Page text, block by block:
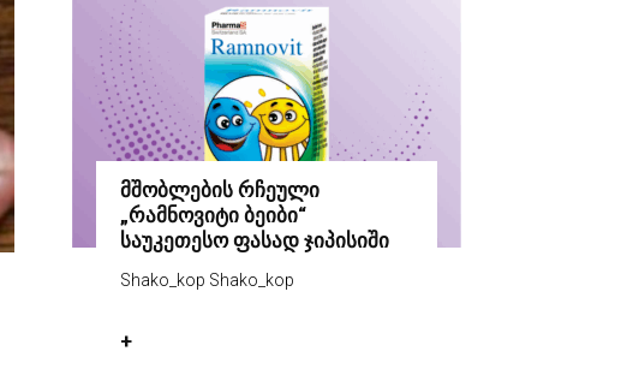
მშობლების რჩეული
„რამნოვიტი ბეიბი“
საუკეთესო ფასად ჯიპისიში
Shako_kop Shako_kop
+